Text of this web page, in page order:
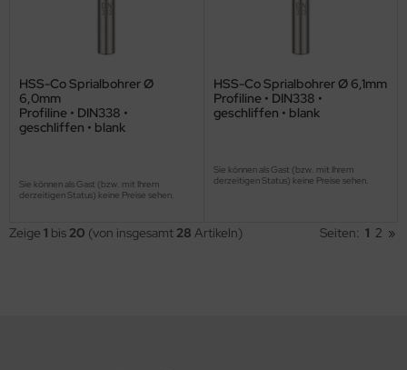
HSS-Co Sprialbohrer Ø
6,0mm
Profiline • DIN338 •
geschliffen • blank
Sie können als Gast (bzw. mit Ihrem
derzeitigen Status) keine Preise sehen.
HSS-Co Sprialbohrer Ø 6,1mm
Profiline • DIN338 •
geschliffen • blank
Sie können als Gast (bzw. mit Ihrem
derzeitigen Status) keine Preise sehen.
Zeige 1 bis 20 (von insgesamt 28 Artikeln) Seiten: 1 2 »